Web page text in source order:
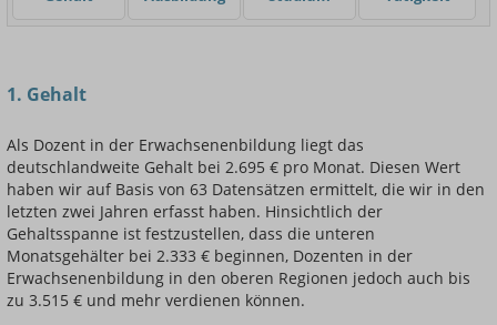
1. Gehalt
Als Dozent in der Erwachsenenbildung liegt das
deutschlandweite Gehalt bei 2.695 € pro Monat. Diesen Wert
haben wir auf Basis von 63 Datensätzen ermittelt, die wir in den
letzten zwei Jahren erfasst haben. Hinsichtlich der
Gehaltsspanne ist festzustellen, dass die unteren
Monatsgehälter bei 2.333 € beginnen, Dozenten in der
Erwachsenenbildung in den oberen Regionen jedoch auch bis
zu 3.515 € und mehr verdienen können.